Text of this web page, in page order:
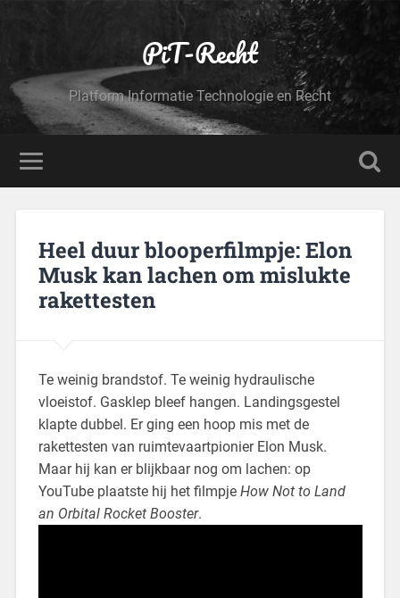
PiT-Recht
Platform Informatie Technologie en Recht
Heel duur blooperfilmpje: Elon
Musk kan lachen om mislukte
rakettesten
Te weinig brandstof. Te weinig hydraulische
vloeistof. Gasklep bleef hangen. Landingsgestel
klapte dubbel. Er ging een hoop mis met de
rakettesten van ruimtevaartpionier Elon Musk.
Maar hij kan er blijkbaar nog om lachen: op
YouTube plaatste hij het filmpje How Not to Land
an Orbital Rocket Booster.